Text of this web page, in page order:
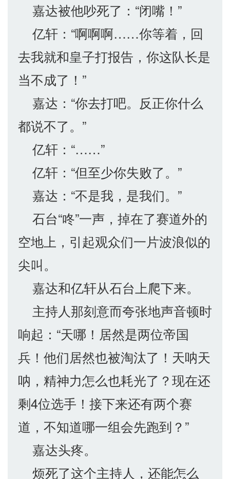
嘉达被他吵死了：“闭嘴！”
亿轩：“啊啊啊……你等着，回
去我就和皇子打报告，你这队长是
当不成了！”
嘉达：“你去打吧。反正你什么
都说不了。”
亿轩：“……”
亿轩：“但至少你失败了。”
嘉达：“不是我，是我们。”
石台“咚”一声，掉在了赛道外的
空地上，引起观众们一片波浪似的
尖叫。
嘉达和亿轩从石台上爬下来。
主持人那刻意而夸张地声音顿时
响起：“天哪！居然是两位帝国
兵！他们居然也被淘汰了！天呐天
呐，精神力怎么也耗光了？现在还
剩4位选手！接下来还有两个赛
道，不知道哪一组会先跑到？”
嘉达头疼。
烦死了这个主持人，还能怎么